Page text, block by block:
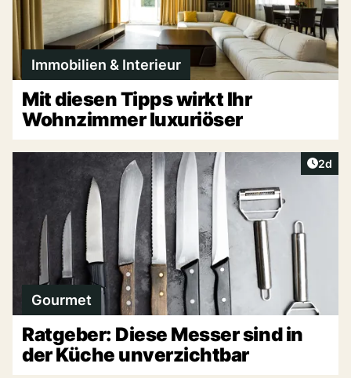
Immobilien & Interieur
Mit diesen Tipps wirkt Ihr
Wohnzimmer luxuriöser
2d
Gourmet
Ratgeber: Diese Messer sind in
der Küche unverzichtbar